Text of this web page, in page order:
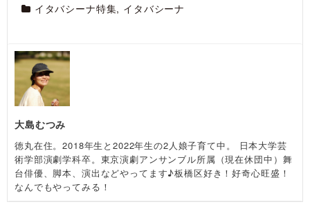
イタバシーナ特集, イタバシーナ
大島むつみ
徳丸在住。2018年生と2022年生の2人娘子育て中。 日本大学芸
術学部演劇学科卒。東京演劇アンサンブル所属（現在休団中）舞
台俳優、脚本、演出などやってます♪板橋区好き！好奇心旺盛！
なんでもやってみる！